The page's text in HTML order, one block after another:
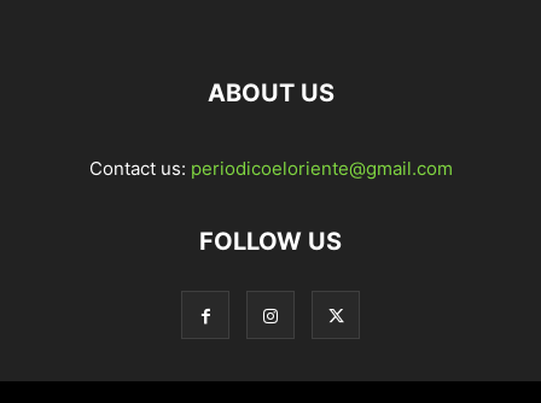
ABOUT US
Contact us: periodicoeloriente@gmail.com
FOLLOW US